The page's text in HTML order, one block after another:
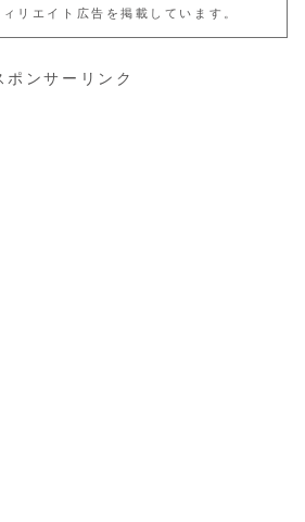
リエイト広告を掲載しています。
ポンサーリンク